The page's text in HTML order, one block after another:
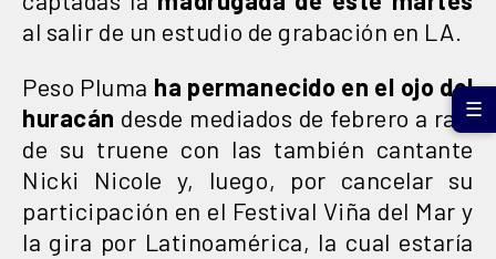
al salir de un estudio de grabación en LA.
Peso Pluma ha permanecido en el ojo del
huracán desde mediados de febrero a raíz
de su truene con las también cantante
Nicki Nicole y, luego, por cancelar su
participación en el Festival Viña del Mar y
la gira por Latinoamérica, la cual estaría
☰